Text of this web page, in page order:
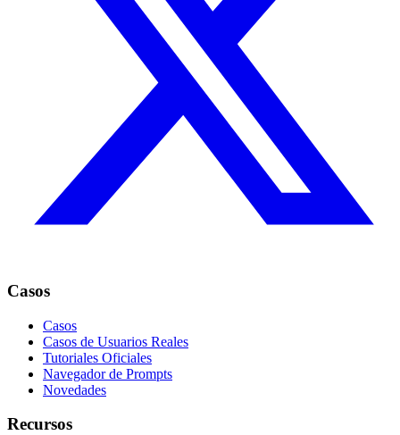
Casos
Casos
Casos de Usuarios Reales
Tutoriales Oficiales
Navegador de Prompts
Novedades
Recursos